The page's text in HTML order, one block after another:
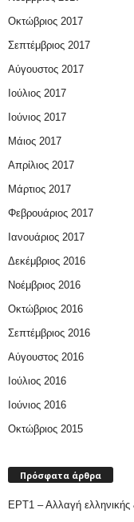
Οκτώβριος 2017
Σεπτέμβριος 2017
Αύγουστος 2017
Ιούλιος 2017
Ιούνιος 2017
Μάιος 2017
Απρίλιος 2017
Μάρτιος 2017
Φεβρουάριος 2017
Ιανουάριος 2017
Δεκέμβριος 2016
Νοέμβριος 2016
Οκτώβριος 2016
Σεπτέμβριος 2016
Αύγουστος 2016
Ιούλιος 2016
Ιούνιος 2016
Οκτώβριος 2015
Πρόσφατα άρθρα
ΕΡΤ1 – Αλλαγή ελληνικής